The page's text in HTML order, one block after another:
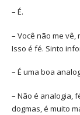
– É.
– Você não me
Isso é fé. Sinto
– É uma boa
– Não é analogia,
dogmas, é muito